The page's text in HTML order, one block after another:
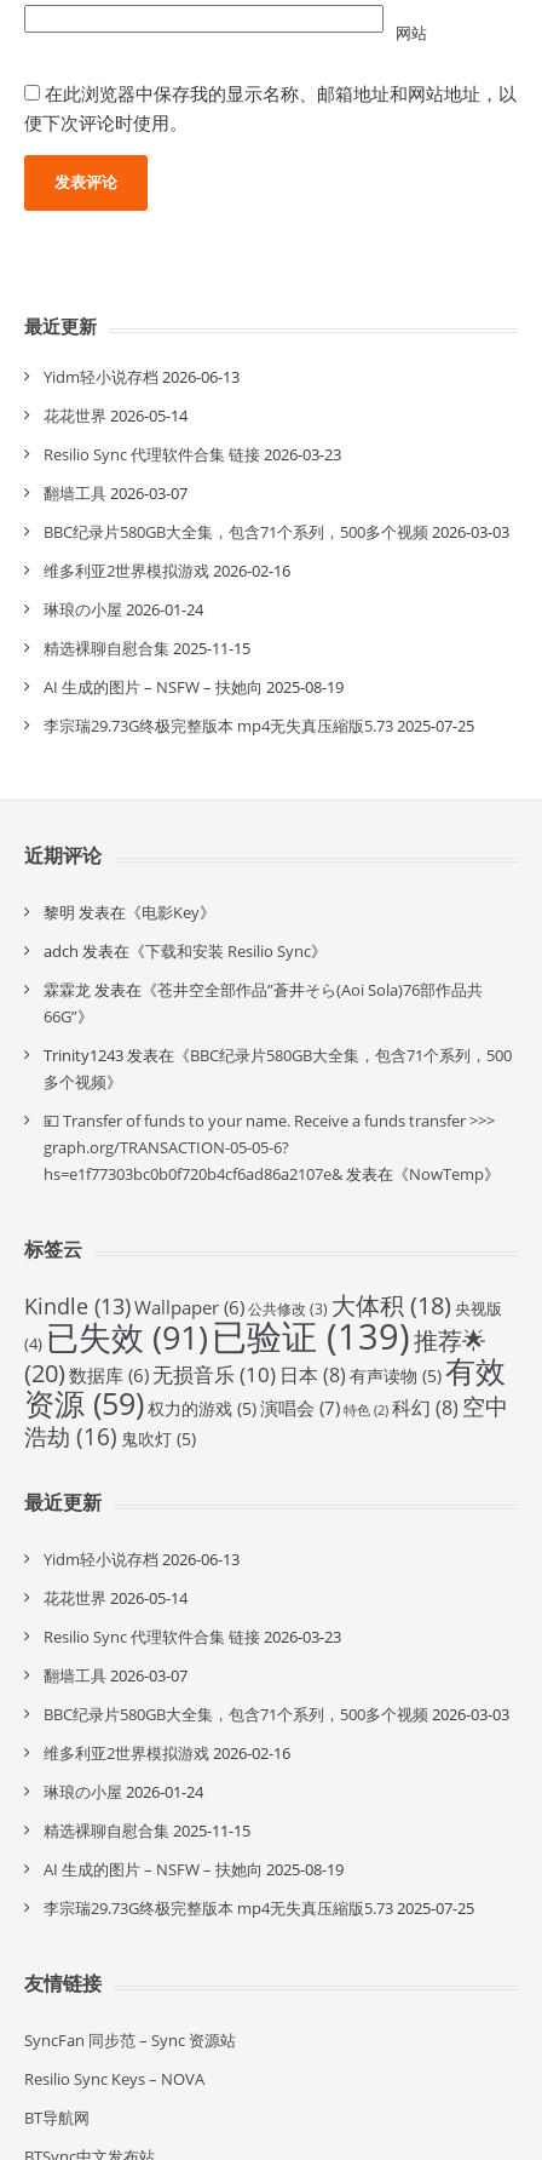
网站
在此浏览器中保存我的显示名称、邮箱地址和网站地址，以
便下次评论时使用。
最近更新
Yidm轻小说存档 2026-06-13
花花世界 2026-05-14
Resilio Sync 代理软件合集 链接2026-03-23
翻墙工具2026-03-07
BBC纪录片580GB大全集，包含71个系列，500多个视频2026-03-03
维多利亚2世界模拟游戏2026-02-16
琳琅の小屋 2026-01-24
精选裸聊自慰合集2025-11-15
AI 生成的图片 – NSFW – 扶她向 2025-08-19
李宗瑞29.73G终极完整版本 mp4无失真压縮版5.732025-07-25
近期评论
黎明 发表在《电影Key》
adch 发表在《下载和安装 Resilio Sync》
霖霖龙发表在《苍井空全部作品”蒼井そら(Aoi Sola)76部作品共
66G”》
Trinity1243发表在《BBC纪录片580GB大全集，包含71个系列，500
多个视频》
💴 Transfer of funds to your name. Receive a funds transfer >>>
graph.org/TRANSACTION-05-05-6?
hs=e1f77303bc0b0f720b4cf6ad86a2107e&发表在《NowTemp》
标签云
Kindle (13)Wallpaper (6)公共修改 (3) 大体积 (18) 央视版
(4) 已失效 (91)已验证 (139)推荐🌟
(20) 数据库 (6) 无损音乐(10) 日本 (8) 有声读物 (5)有效
资源 (59)权力的游戏 (5)演唱会 (7) 特色 (2) 科幻 (8) 空中
浩劫 (16) 鬼吹灯 (5)
最近更新
Yidm轻小说存档 2026-06-13
花花世界 2026-05-14
Resilio Sync 代理软件合集 链接2026-03-23
翻墙工具2026-03-07
BBC纪录片580GB大全集，包含71个系列，500多个视频2026-03-03
维多利亚2世界模拟游戏2026-02-16
琳琅の小屋 2026-01-24
精选裸聊自慰合集2025-11-15
AI 生成的图片 – NSFW – 扶她向 2025-08-19
李宗瑞29.73G终极完整版本 mp4无失真压縮版5.732025-07-25
友情链接
SyncFan 同步范 – Sync 资源站
Resilio Sync Keys – NOVA
BT导航网